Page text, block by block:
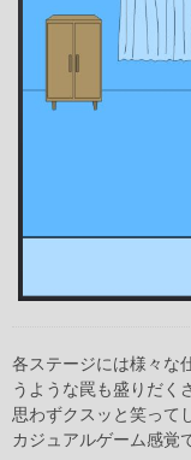
各ステージには様々な
うような罠も盛りだく
思わずクスッと笑って
カジュアルゲーム感覚